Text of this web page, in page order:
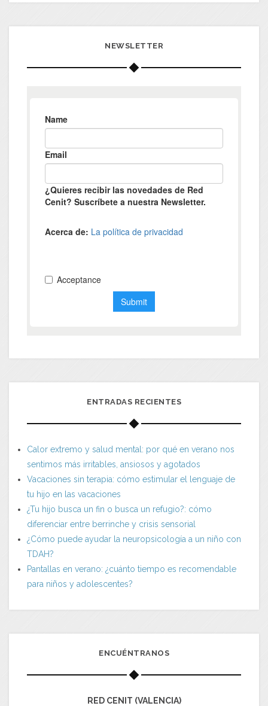
NEWSLETTER
ENTRADAS RECIENTES
Calor extremo y salud mental: por qué en verano nos
sentimos más irritables, ansiosos y agotados
Vacaciones sin terapia: cómo estimular el lenguaje de
tu hijo en las vacaciones
¿Tu hijo busca un fin o busca un refugio?: cómo
diferenciar entre berrinche y crisis sensorial
¿Cómo puede ayudar la neuropsicología a un niño con
TDAH?
Pantallas en verano: ¿cuánto tiempo es recomendable
para niños y adolescentes?
ENCUÉNTRANOS
RED CENIT (VALENCIA)